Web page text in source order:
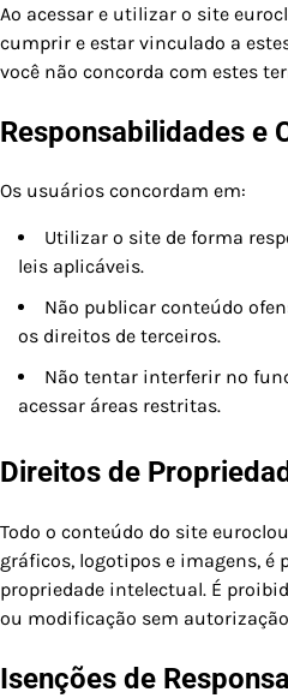
Ao acessar e utilizar o site
cumprir e estar vinculado a
você não concorda com estes
Responsabilidades e
Os usuários concordam em:
Utilizar o site de forma
leis aplicáveis.
Não publicar conteúdo
os direitos de terceiros.
Não tentar interferir no
acessar áreas restritas.
Direitos de
Todo o conteúdo do site
gráficos, logotipos e imagens, é
propriedade intelectual. É
ou modificação sem
Isenções de